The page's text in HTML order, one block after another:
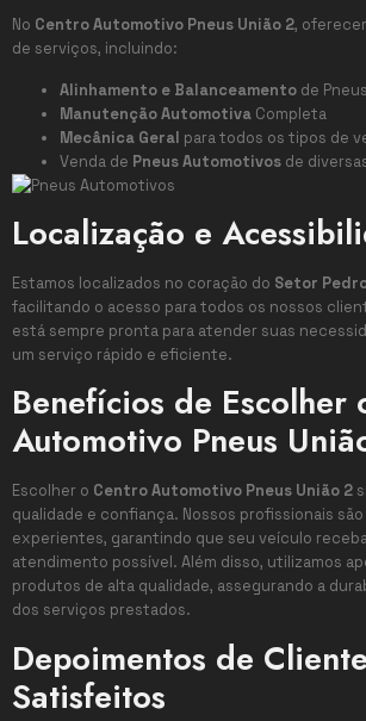
No Centro Automotivo Pneus União 2,
de serviços, incluindo:
Alinhamento e Balanceamento de Pneus
Manutenção Automotiva Completa
Mecânica Geral para todos os tipos de
Venda de Pneus Automotivos de
Localização e
Estamos localizados no coração do Setor
facilitando o acesso para todos os nossos
está sempre pronta para atender suas
um serviço rápido e eficiente.
Benefícios de Escolher
Automotivo Pneus
Escolher o Centro Automotivo Pneus União 2
qualidade e confiança. Nossos profissionais
experientes, garantindo que seu veículo
atendimento possível. Além disso, utilizamos
produtos de alta qualidade, assegurando a
dos serviços prestados.
Depoimentos de
Satisfeitos